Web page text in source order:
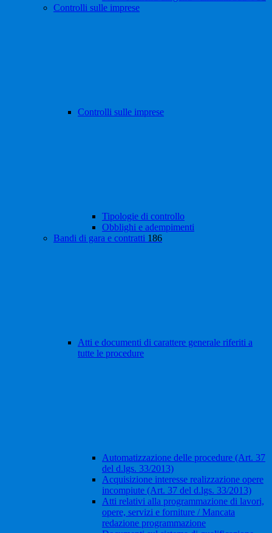
Controlli sulle imprese
Controlli sulle imprese
Tipologie di controllo
Obblighi e adempimenti
Bandi di gara e contratti 186
Atti e documenti di carattere generale riferiti a
tutte le procedure
Automatizzazione delle procedure (Art. 37
del d.lgs. 33/2013)
Acquisizione interesse realizzazione opere
incompiute (Art. 37 del d.lgs. 33/2013)
Atti relativi alla programmazione di lavori,
opere, servizi e forniture / Mancata
redazione programmazione